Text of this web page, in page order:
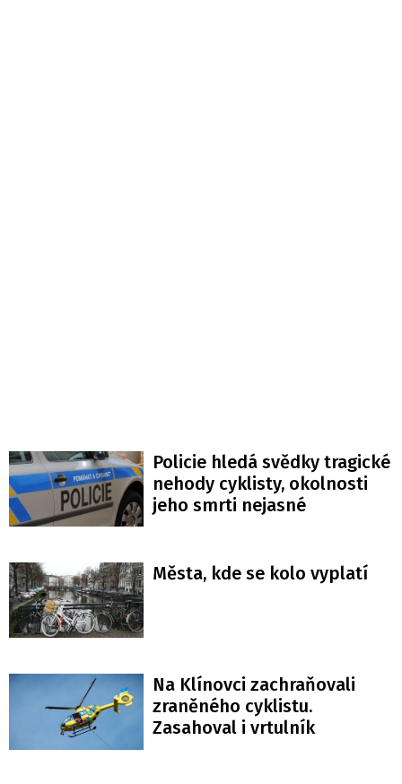
Policie hledá svědky tragické
nehody cyklisty, okolnosti
jeho smrti nejasné
Města, kde se kolo vyplatí
Na Klínovci zachraňovali
zraněného cyklistu.
Zasahoval i vrtulník